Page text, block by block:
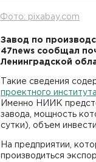
Фото: pixabay.com
Завод по
47news сообщал
Ленинградской
Такие сведения
проектного
Именно НИИК
завода, мощность
сутки), объем
На предприятии,
производиться